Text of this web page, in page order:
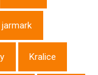
jarmark
Kralice